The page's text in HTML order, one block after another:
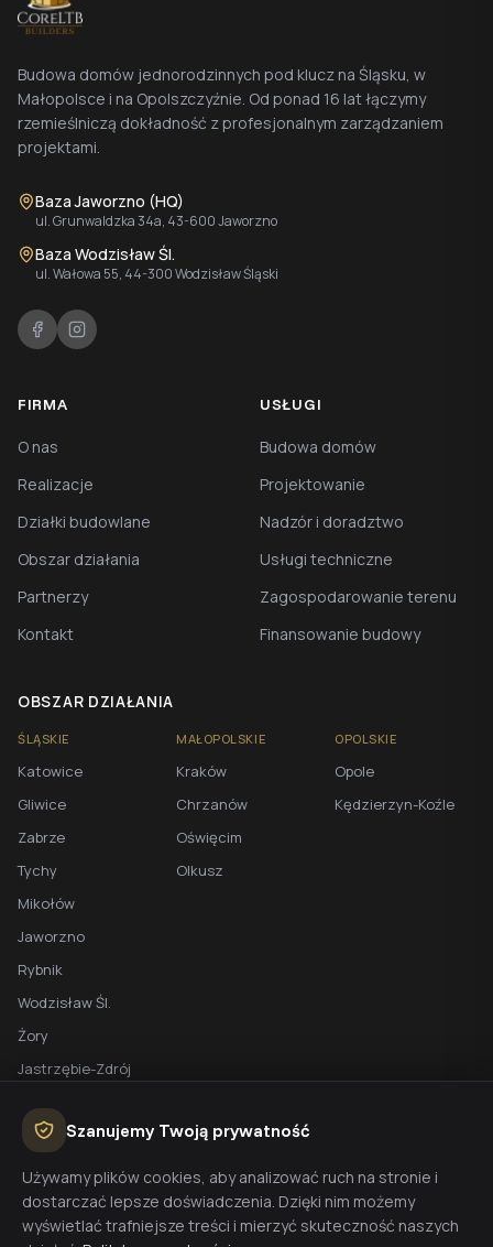
Budowa domów jednorodzinnych pod klucz na Śląsku, w
Małopolsce i na Opolszczyźnie. Od ponad 16 lat łączymy
rzemieślniczą dokładność z profesjonalnym zarządzaniem
projektami.
Baza Jaworzno (HQ)
ul. Grunwaldzka 34a, 43-600 Jaworzno
Baza Wodzisław Śl.
ul. Wałowa 55, 44-300 Wodzisław Śląski
FIRMA
O nas
Realizacje
Działki budowlane
Obszar działania
Partnerzy
Kontakt
USŁUGI
Budowa domów
Projektowanie
Nadzór i doradztwo
Usługi techniczne
Zagospodarowanie terenu
Finansowanie budowy
OBSZAR DZIAŁANIA
ŚLĄSKIE
Katowice
Gliwice
Zabrze
Tychy
Mikołów
Jaworzno
Rybnik
Wodzisław Śl.
Żory
Jastrzębie-Zdrój
MAŁOPOLSKIE
Kraków
Chrzanów
Oświęcim
Olkusz
OPOLSKIE
Opole
Kędzierzyn-Koźle
BEZPŁATNA WYCENA
Planujesz budowę domu? Skontaktuj się z nami - przygotujemy
wycenę w 48h.
Szanujemy Twoją prywatność
Używamy plików cookies, aby analizować ruch na stronie i
dostarczać lepsze doświadczenia. Dzięki nim możemy
wyświetlać trafniejsze treści i mierzyć skuteczność naszych